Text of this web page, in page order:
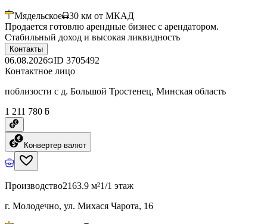
Мядельское 30 км от МКАД
Продается готовлю арендные бизнес с арендатором.
Стабильный доход и высокая ликвидность
Контакты
06.08.2026 ID 3705492
Контактное лицо
поблизости с д. Большой Тростенец, Минская область
1 211 780 ƃ
Конвертер валют
Производство2163.9 м²1/1 этаж
г. Молодечно, ул. Михася Чарота, 16